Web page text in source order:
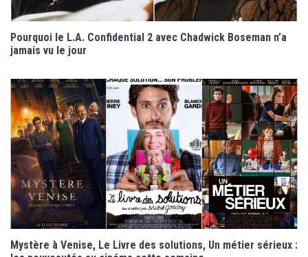
Pourquoi le L.A. Confidential 2 avec Chadwick Boseman n’a
jamais vu le jour
Mystère à Venise, Le Livre des solutions, Un métier sérieux :